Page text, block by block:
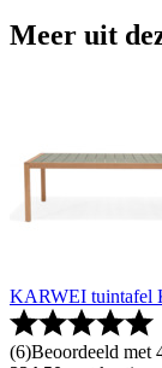
Meer uit
KARWEI tuintafel
(6)Beoordeeld met